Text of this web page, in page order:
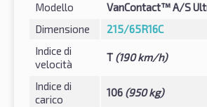
Modello
VanContact™ A/S
Dimensione
215/65R16C
Indice di
velocità
T (190 km/h)
Indice di
carico
106 (950 kg)